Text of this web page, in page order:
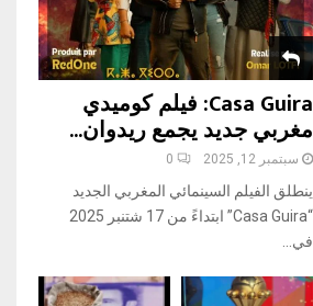
Casa Guira: فيلم كوميدي
مغربي جديد يجمع ريدوان...
سبتمبر 12, 2025 0
ينطلق الفيلم السينمائي المغربي الجديد
“Casa Guira” ابتداءً من 17 شتنبر 2025
في...